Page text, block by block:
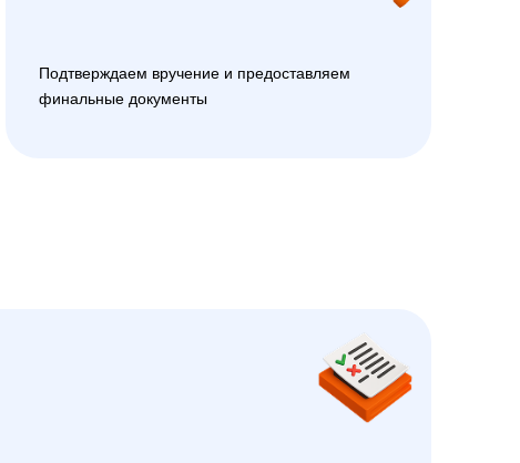
Подтверждаем вручение и предоставляем
финальные документы